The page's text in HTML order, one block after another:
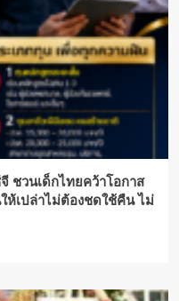
ชวนเด็กไทยคว้าโอกาส
ห้เปล่าไม่ต้องชดใช้คืน ไม่